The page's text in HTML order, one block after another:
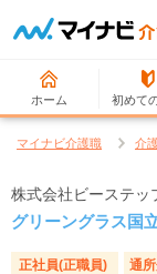
ホーム 初めて
マイナビ介護職 介
株式会社ビーステッ
グリーングラス国
正社員(正職員) 通